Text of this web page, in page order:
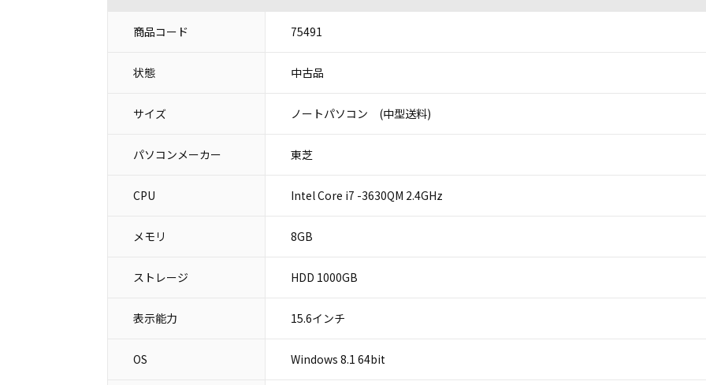
商品コード 75491
状態 中古品
サイズ ノートパソコン (中型送料)
パソコンメーカー 東芝
CPU Intel Core i7 -3630QM 2.4GHz
メモリ 8GB
ストレージ HDD 1000GB
表示能力 15.6インチ
OS Windows 8.1 64bit